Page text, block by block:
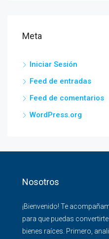
Meta
Iniciar Sesión
Feed de entradas
Feed de comentarios
WordPress.org
Nosotros
¡Bienvenido! Te
para que puedas
bienes raíces. Primero,